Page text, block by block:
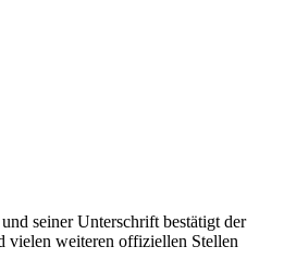
seiner Unterschrift bestätigt der
vielen weiteren offiziellen Stellen